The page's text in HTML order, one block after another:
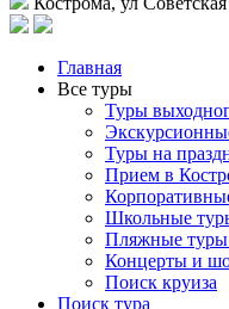
Главная
Все туры
Туры
Туры на
Прием в
Школьные
Пляжные туры
Концерты и
Поиск круиза
Поиск тура